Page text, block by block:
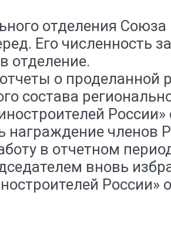
отделения
Его численность
отделение.
о проделанной
состава
России»
членов
в отчетном
вновь
России»